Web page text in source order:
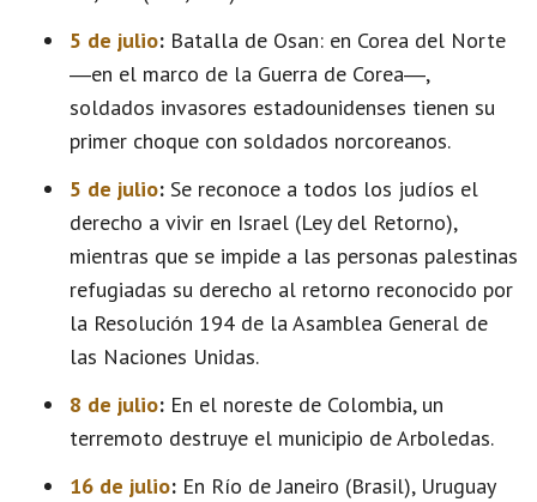
5 de julio: Batalla de Osan: en Corea del Norte
―en el marco de la Guerra de Corea―,
soldados invasores estadounidenses tienen su
primer choque con soldados norcoreanos.
5 de julio: Se reconoce a todos los judíos el
derecho a vivir en Israel (Ley del Retorno),
mientras que se impide a las personas palestinas
refugiadas su derecho al retorno reconocido por
la Resolución 194 de la Asamblea General de
las Naciones Unidas.
8 de julio: En el noreste de Colombia, un
terremoto destruye el municipio de Arboledas.
16 de julio: En Río de Janeiro (Brasil), Uruguay